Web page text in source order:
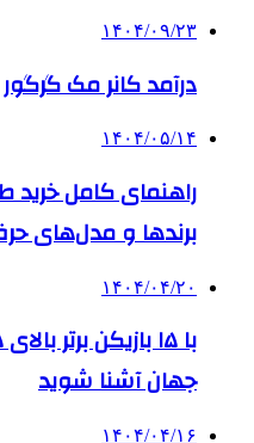
۱۴۰۴/۰۹/۲۳
درآمد کانر مک گرگور
۱۴۰۴/۰۵/۱۴
راهنمای کامل خرید
برندها و مدل‌های
۱۴۰۴/۰۴/۲۰
جهان آشنا شوید
۱۴۰۴/۰۴/۱۶